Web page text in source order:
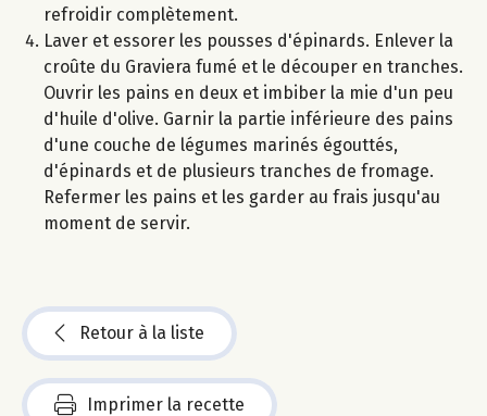
refroidir complètement.
Laver et essorer les pousses d'épinards. Enlever la
croûte du Graviera fumé et le découper en tranches.
Ouvrir les pains en deux et imbiber la mie d'un peu
d'huile d'olive. Garnir la partie inférieure des pains
d'une couche de légumes marinés égouttés,
d'épinards et de plusieurs tranches de fromage.
Refermer les pains et les garder au frais jusqu'au
moment de servir.
Retour à la liste
Imprimer la recette